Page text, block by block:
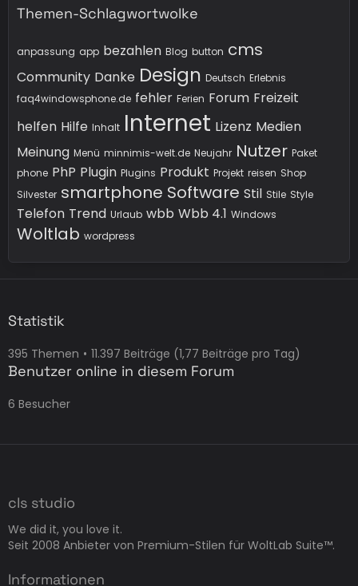
Themen-Schlagwortwolke
anpassung app bezahlen Blog button cms
Community Danke Design Deutsch Erlebnis
faq4windowsphone.de fehler Ferien Forum Freizeit
helfen Hilfe Inhalt Internet Lizenz Medien
Meinung Menü minnimis-welt.de Neujahr Nutzer Paket
phone PhP Plugin Plugins Produkt Projekt reisen Shop
Silvester smartphone Software Stil Stile Style
Telefon Trend Urlaub wbb Wbb 4.1 Windows
Woltlab wordpress
Statistik
395 Themen 11.397 Beiträge (1,77 Beiträge pro Tag)
Benutzer online in diesem Forum
6 Besucher
cls studio
We did it, you love it.
Seit 2008 Anbieter von Premium-Stilen für WoltLab Suite™.
Informationen